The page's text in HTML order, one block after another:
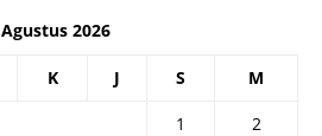
Agustus 2026
K J S M
1
2